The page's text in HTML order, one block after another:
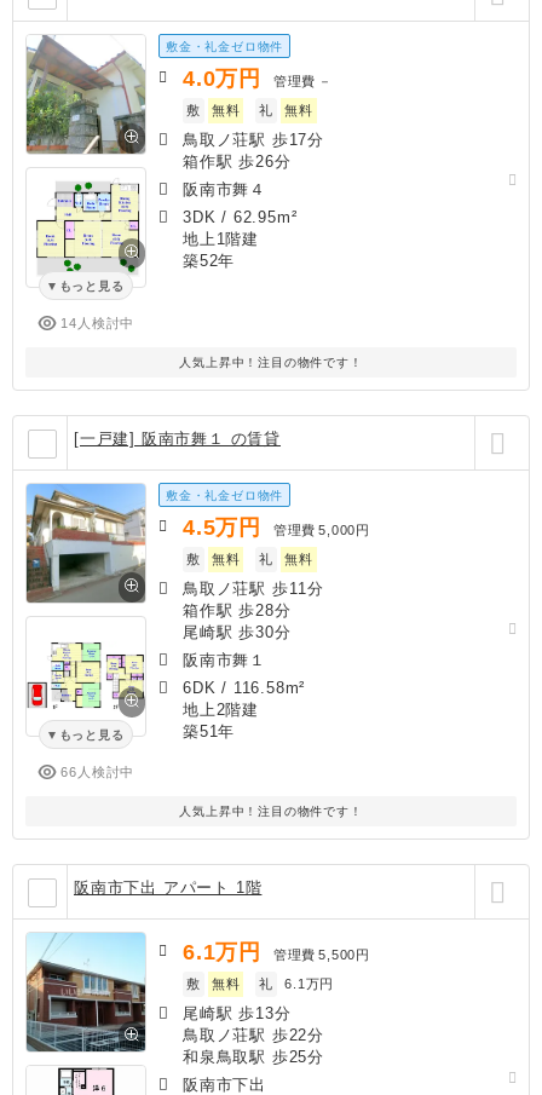
もっと見る
14人検討中
敷金・礼金ゼロ物件
4.0万円 管理費 －
敷
無料 礼 無料
鳥取ノ荘駅 歩17分
箱作駅 歩26分
阪南市舞４
3DK / 62.95m²
地上1階建
築52年
人気上昇中！注目の物件です！
[一戸建] 阪南市舞１ の賃貸
もっと見る
66人検討中
敷金・礼金ゼロ物件
4.5万円 管理費 5,000円
敷
無料 礼 無料
鳥取ノ荘駅 歩11分
箱作駅 歩28分
尾崎駅 歩30分
阪南市舞１
6DK / 116.58m²
地上2階建
築51年
人気上昇中！注目の物件です！
阪南市下出 アパート 1階
6.1万円 管理費 5,500円
敷
無料 礼 6.1万円
尾崎駅 歩13分
鳥取ノ荘駅 歩22分
和泉鳥取駅 歩25分
阪南市下出